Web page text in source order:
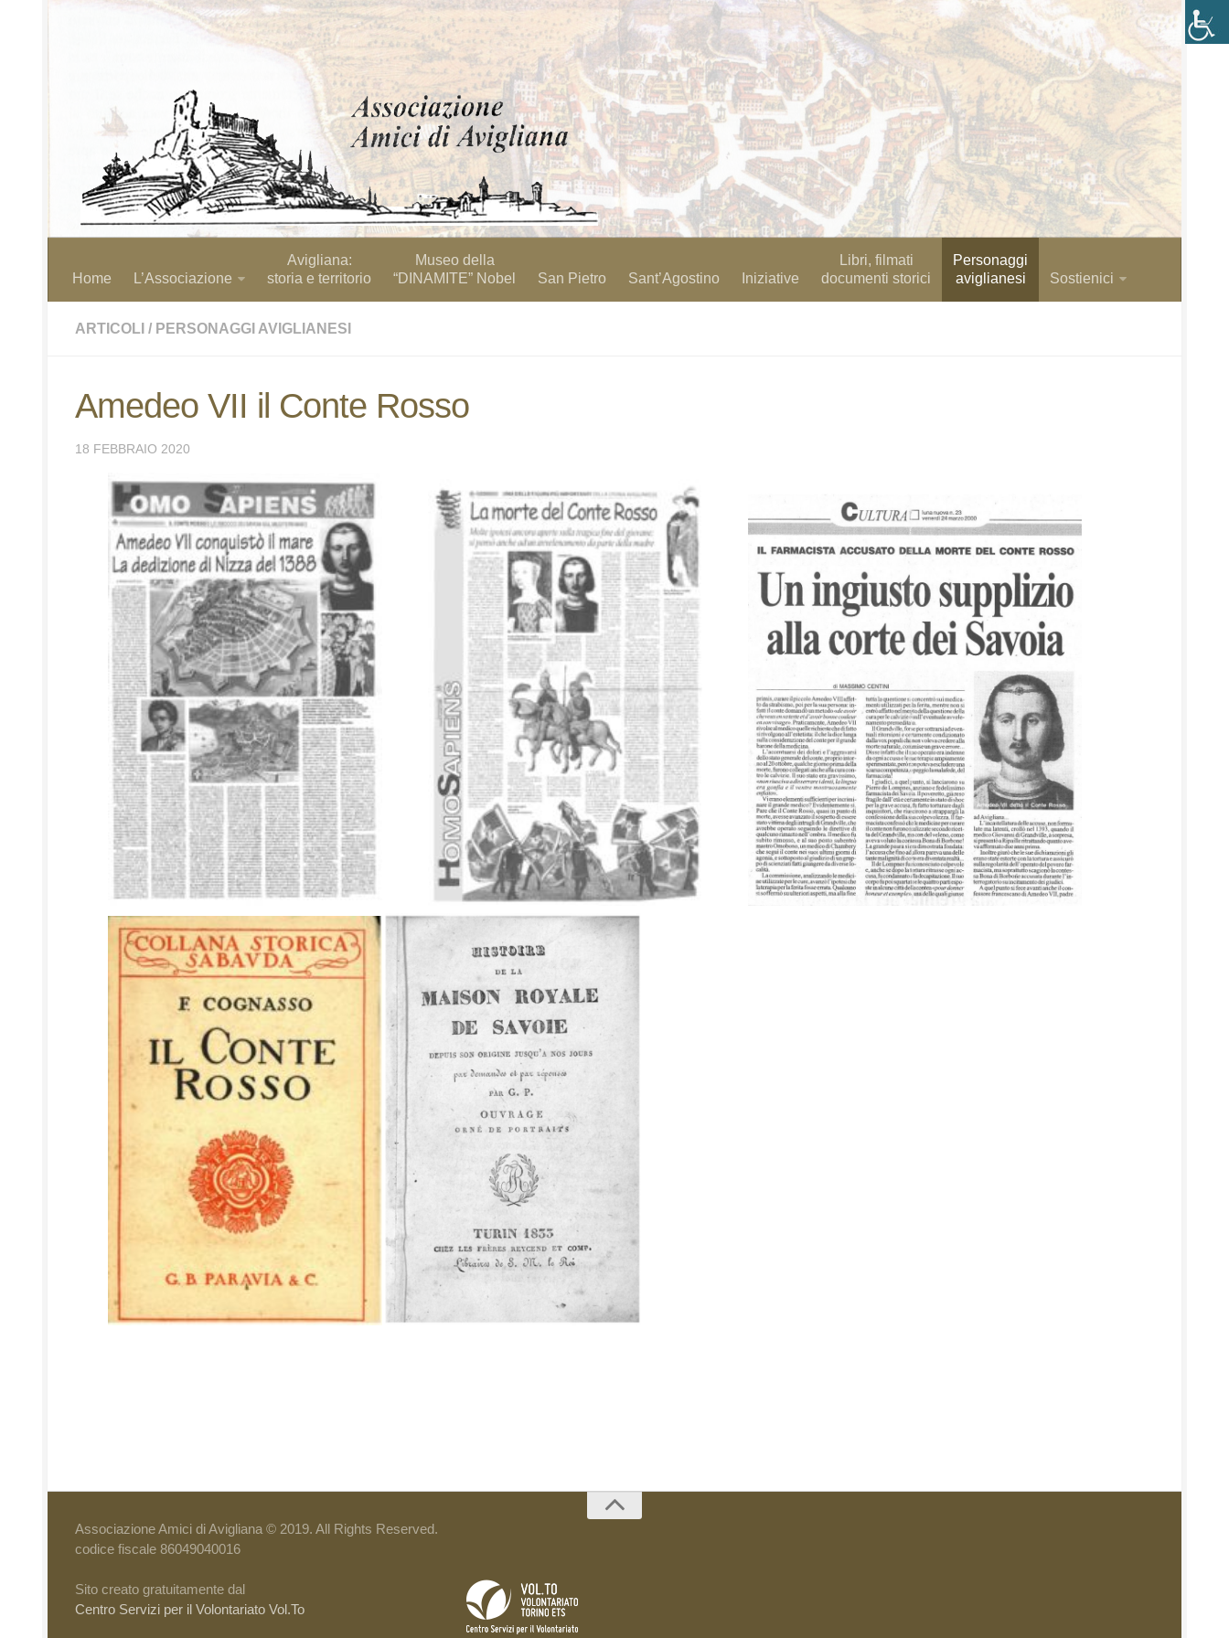
Home L’Associazione
Avigliana:
storia e territorio
Museo della
“DINAMITE” Nobel
San Pietro Sant’Agostino Iniziative
Libri, filmati
documenti storici
Personaggi
aviglianesi
Sostienici
ARTICOLI / PERSONAGGI AVIGLIANESI
Amedeo VII il Conte Rosso
18 FEBBRAIO 2020
Associazione Amici di Avigliana © 2019. All Rights Reserved.
codice fiscale 86049040016
Sito creato gratuitamente dal
Centro Servizi per il Volontariato Vol.To